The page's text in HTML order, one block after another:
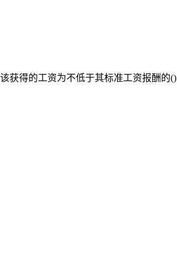
获得的工资为不低于其标准工资报酬的()